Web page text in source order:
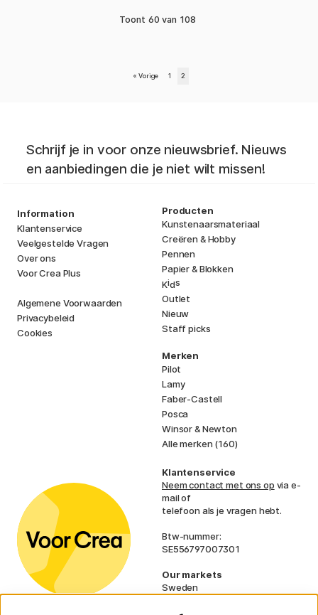
Toont 60 van 108
« Vorige 1 2
Schrijf je in voor onze nieuwsbrief. Nieuws
en aanbiedingen die je niet wilt missen!
Information
Klantenservice
Veelgestelde Vragen
Over ons
Voor Crea Plus
Algemene Voorwaarden
Privacybeleid
Cookies
Producten
Kunstenaarsmateriaal
Creëren & Hobby
Pennen
Papier & Blokken
Kids
Outlet
Nieuw
Staff picks
Merken
Pilot
Lamy
Faber-Castell
Posca
Winsor & Newton
Alle merken (160)
Klantenservice
Neem contact met ons op via e-
mail of
telefoon als je vragen hebt.
Btw-nummer:
SE556797007301
Our markets
Sweden